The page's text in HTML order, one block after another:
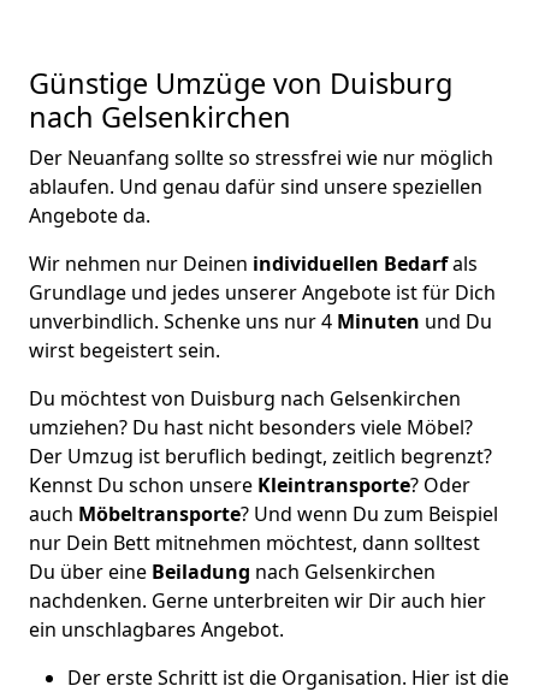
Günstige Umzüge von Duisburg
nach Gelsenkirchen
Der Neuanfang sollte so stressfrei wie nur möglich
ablaufen. Und genau dafür sind unsere speziellen
Angebote da.
Wir nehmen nur Deinen individuellen Bedarfals
Grundlage und jedes unserer Angebote ist für Dich
unverbindlich. Schenke uns nur 4 Minuten und Du
wirst begeistert sein.
Du möchtest von Duisburg nach Gelsenkirchen
umziehen? Du hast nicht besonders viele Möbel?
Der Umzug ist beruflich bedingt, zeitlich begrenzt?
Kennst Du schon unsere Kleintransporte? Oder
auch Möbeltransporte? Und wenn Du zum Beispiel
nur Dein Bett mitnehmen möchtest, dann solltest
Du über eine Beiladung nach Gelsenkirchen
nachdenken. Gerne unterbreiten wir Dir auch hier
ein unschlagbares Angebot.
Der erste Schritt ist die Organisation. Hier ist die